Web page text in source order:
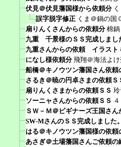
伏見＠伏見藩国様から依頼分
誤字脱字修正 くま＠鍋の国
扇りんくさんからの依頼分 棉
九重 千景様のＳＳ完成しまし
九重さんからの依頼 イラスト
になし様依頼分 飛翔＠海法よけ
船橋＠キノウツン藩国さん依頼
さるき＠暁の円卓さまの依頼Ｓ
扇りんくさまからの依頼ＳＳ
ソーニャさんからの依頼ＳＳ
ＳＷ－Ｍ＠ビギナーズ王国さ
SW-MさんのＳＳ完成しました。
はる＠キノウツン藩国様の依頼
あさぎ＠土場藩国さんご依頼の